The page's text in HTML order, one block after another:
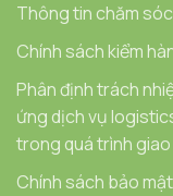
Thông tin chăm
Chính sách kiểm
Phân định trách
ứng dịch vụ
trong quá trình giao
Chính sách bảo